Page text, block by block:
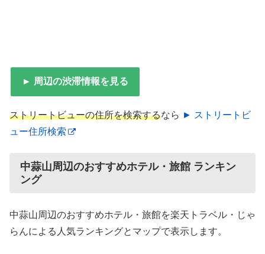
► 周辺の渋滞情報を見る
ストリートビューの住所を検索するなら ► ストリートビ
ュー住所検索
中蒜山周辺のおすすめホテル・旅館 ランキン
ング
中蒜山周辺のおすすめホテル・旅館を楽天トラベル・じゃ
らんによる人気ランキングとマップで表示します。